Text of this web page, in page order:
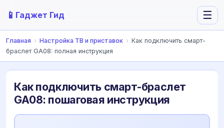
📱 Гаджет Гид ☰
Главная › Настройка ТВ и приставок › Как подключить смарт-
браслет GA08: полная инструкция
Как подключить смарт-браслет
GA08: пошаговая инструкция